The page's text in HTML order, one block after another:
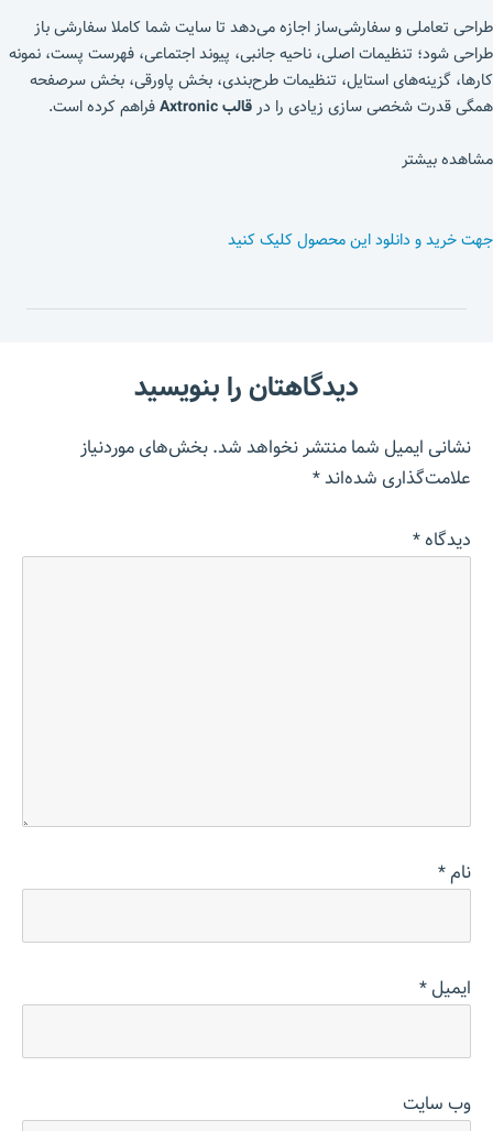
طراحی تعاملی و سفارشی‌ساز اجازه می‌دهد تا سایت شما کاملا سفارشی باز
طراحی شود؛ تنظیمات اصلی، ناحیه جانبی، پیوند اجتماعی، فهرست پست، نمونه
کارها، گزینه‌های استایل، تنظیمات طرح‌بندی، بخش پاورقی، بخش سرصفحه
همگی قدرت شخصی سازی زیادی را درقالب Axtronic فراهم کرده است.
مشاهده بیشتر
جهت خرید و دانلود این محصول کلیک کنید
دیدگاهتان را بنویسید
نشانی ایمیل شما منتشر نخواهد شد.بخش‌های موردنیاز
علامت‌گذاری شده‌اند*
دیدگاه*
نام*
ایمیل*
وب‌ سایت